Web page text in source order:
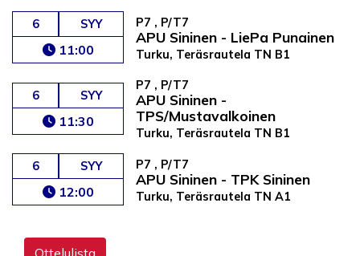
6 SYY
11:00
P7 , P/T7
APU Sininen - LiePa Punainen
Turku, Teräsrautela TN B1
6 SYY
11:30
P7 , P/T7
APU Sininen -
TPS/Mustavalkoinen
Turku, Teräsrautela TN B1
6 SYY
12:00
P7 , P/T7
APU Sininen - TPK Sininen
Turku, Teräsrautela TN A1